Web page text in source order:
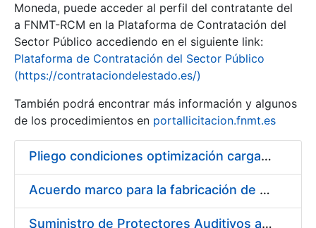
Show/Hide
Moneda, puede acceder al perfil del contratante del
a FNMT-RCM en la Plataforma de Contratación del
Sector Público accediendo en el siguiente link:
Plataforma de Contratación del Sector Público
(https://contrataciondelestado.es/)
También podrá encontrar más información y algunos
de los procedimientos en portallicitacion.fnmt.es
Pliego condiciones optimización cargas compras firmado
Acuerdo marco para la fabricación de piezas
Suministro de Protectores Auditivos a medida para las personas trabajadoras de los Centros de Trabajo de Madrid y Burgos